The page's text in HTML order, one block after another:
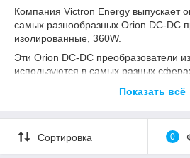
Компания Victron Energy выпускает
самых разнообразных Orion DC-DC
изолированные, 360W.
Эти Orion DC-DC преобразователи
используются в самых разных
и понижать. Особенно часто
вольта, а вам надо подключить
или наоборот напряжение надо
Показать всё
Сортировка 0